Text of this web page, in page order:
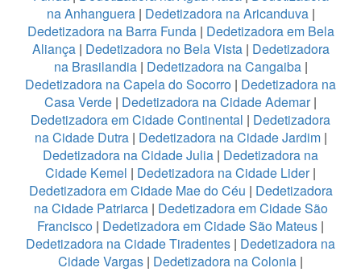
na Anhanguera| Dedetizadora na Aricanduva|
Dedetizadora na Barra Funda | Dedetizadora em Bela
Aliança | Dedetizadora no Bela Vista| Dedetizadora
na Brasilandia| Dedetizadora na Cangaiba|
Dedetizadora na Capela do Socorro | Dedetizadora na
Casa Verde | Dedetizadora na Cidade Ademar|
Dedetizadora em Cidade Continental | Dedetizadora
na Cidade Dutra | Dedetizadora na Cidade Jardim|
Dedetizadora na Cidade Julia | Dedetizadora na
Cidade Kemel | Dedetizadora na Cidade Lider|
Dedetizadora em Cidade Mae do Céu | Dedetizadora
na Cidade Patriarca| Dedetizadora em Cidade São
Francisco | Dedetizadora em Cidade São Mateus |
Dedetizadora na Cidade Tiradentes | Dedetizadora na
Cidade Vargas | Dedetizadora na Colonia |